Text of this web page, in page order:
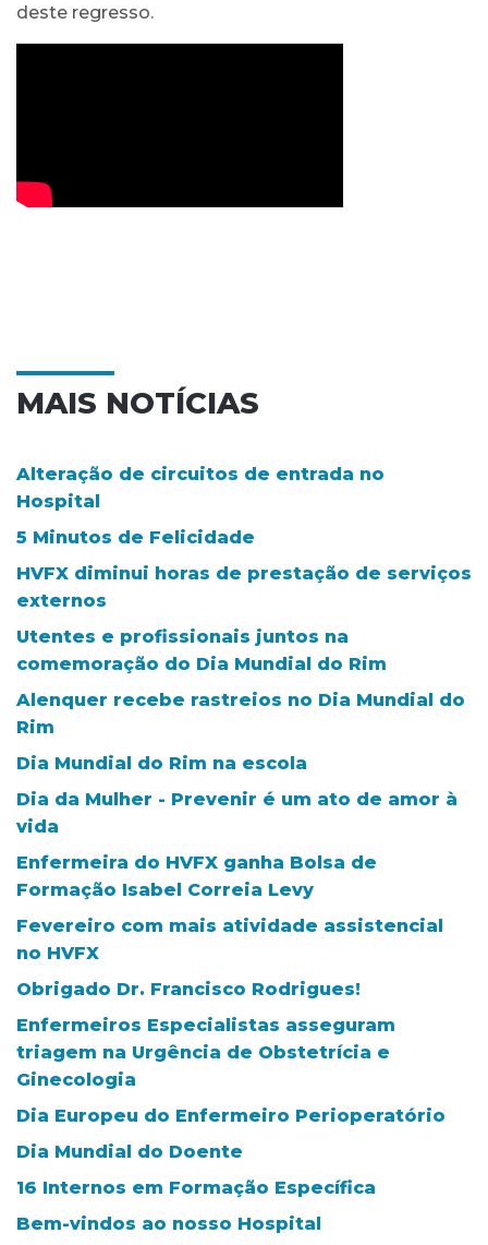
deste regresso.
MAIS NOTÍCIAS
Alteração de circuitos de entrada no
Hospital
5 Minutos de Felicidade
HVFX diminui horas de prestação de serviços
externos
Utentes e profissionais juntos na
comemoração do Dia Mundial do Rim
Alenquer recebe rastreios no Dia Mundial do
Rim
Dia Mundial do Rim na escola
Dia da Mulher - Prevenir é um ato de amor à
vida
Enfermeira do HVFX ganha Bolsa de
Formação Isabel Correia Levy
Fevereiro com mais atividade assistencial
no HVFX
Obrigado Dr. Francisco Rodrigues!
Enfermeiros Especialistas asseguram
triagem na Urgência de Obstetrícia e
Ginecologia
Dia Europeu do Enfermeiro Perioperatório
Dia Mundial do Doente
16 Internos em Formação Específica
Bem-vindos ao nosso Hospital